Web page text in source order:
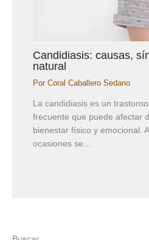
Candidiasis: causas,
natural
Por Coral Caballero Sedano
La candidiasis es un
frecuente que puede afectar
bienestar físico y emocional.
ocasiones se…